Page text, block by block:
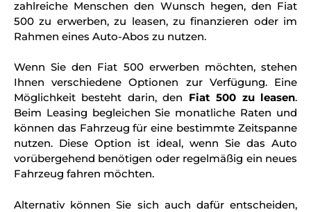
zahlreiche Menschen den Wunsch hegen, den Fiat
500 zu erwerben, zu leasen, zu finanzieren oder im
Rahmen eines Auto-Abos zu nutzen.
Wenn Sie den Fiat 500 erwerben möchten, stehen
Ihnen verschiedene Optionen zur Verfügung. Eine
Möglichkeit besteht darin, den Fiat 500 zu leasen.
Beim Leasing begleichen Sie monatliche Raten und
können das Fahrzeug für eine bestimmte Zeitspanne
nutzen. Diese Option ist ideal, wenn Sie das Auto
vorübergehend benötigen oder regelmäßig ein neues
Fahrzeug fahren möchten.
Alternativ können Sie sich auch dafür entscheiden,